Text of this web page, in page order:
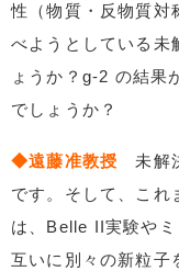
性（物質・反物質対
べようとしている未
ょうか？g-2 の結果
でしょうか？
◆遠藤准教授 未解
です。そして、これ
は、Belle II実験や
互いに別々の新粒子